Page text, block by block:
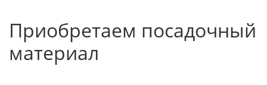
Приобретаем посадочный
материал